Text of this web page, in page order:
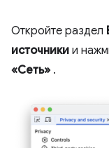
Откройте раздел
источники и
«Сеть» .